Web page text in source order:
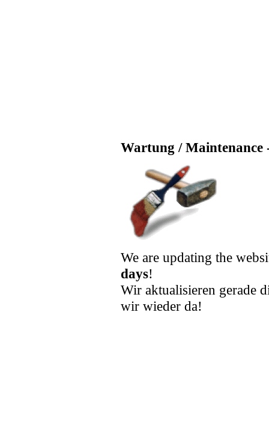
Wartung / Maintenance
We are updating the
days!
Wir aktualisieren gerade
wir wieder da!